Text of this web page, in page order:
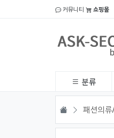
커뮤니티 쇼핑몰
분류
HOME 패션의